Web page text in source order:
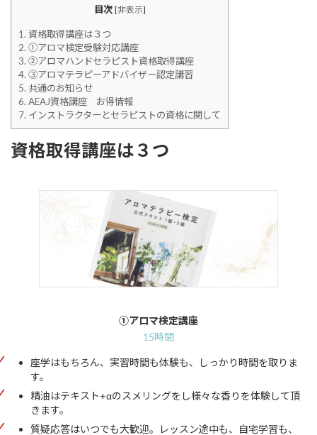
目次 [非表示]
1. 資格取得講座は３つ
2. ①アロマ検定受験対応講座
3. ➁アロマハンドセラピスト資格取得講座
4. ③アロマテラピーアドバイザー認定講習
5. 共通のお知らせ
6. AEAJ資格講座 お得情報
7. インストラクターとセラピストの資格に関して
資格取得講座は３つ
①アロマ検定講座
15時間
座学はもちろん、実習時間も体験も、しっかり時間を取りま
す。
精油はテキスト+αのスメリングをし様々な香りを体験して頂
きます。
質疑応答はいつでも大歓迎。レッスン途中も、自宅学習も、